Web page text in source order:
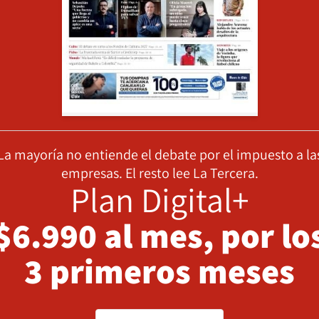
mayoría no entiende el debate por el impuesto a
empresas. El resto lee La Tercera.
Plan Digital+
al mes, por
3 primeros meses